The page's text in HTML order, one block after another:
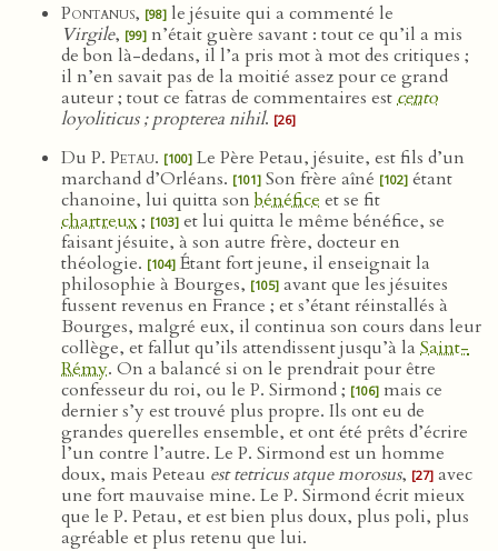
Pontanus, [98] le jésuite qui a commenté le
Virgile, [99] n’était guère savant : tout ce qu’il a mis
de bon là-dedans, il l’a pris mot à mot des critiques ;
il n’en savait pas de la moitié assez pour ce grand
auteur ; tout ce fatras de commentaires estcento
loyoliticus ; propterea nihil. [26]
Du P. Petau. [100] Le Père Petau, jésuite, est fils d’un
marchand d’Orléans. [101] Son frère aîné [102] étant
chanoine, lui quitta sonbénéfice et se fit
chartreux; [103] et lui quitta le même bénéfice, se
faisant jésuite, à son autre frère, docteur en
théologie. [104] Étant fort jeune, il enseignait la
philosophie à Bourges, [105] avant que les jésuites
fussent revenus en France ; et s’étant réinstallés à
Bourges, malgré eux, il continua son cours dans leur
collège, et fallut qu’ils attendissent jusqu’à la Saint-
Rémy. On a balancé si on le prendrait pour être
confesseur du roi, ou le P. Sirmond ; [106] mais ce
dernier s’y est trouvé plus propre. Ils ont eu de
grandes querelles ensemble, et ont été prêts d’écrire
l’un contre l’autre. Le P. Sirmond est un homme
doux, mais Peteau est tetricus atque morosus, [27] avec
une fort mauvaise mine. Le P. Sirmond écrit mieux
que le P. Petau, et est bien plus doux, plus poli, plus
agréable et plus retenu que lui.